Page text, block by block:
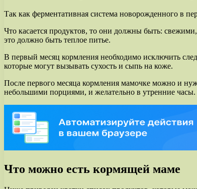
Так как ферментативная система новорожденного в
Что касается продуктов, то они должны быть:
это должно быть теплое питье.
В первый месяц кормления необходимо исключить
которые могут вызывать сухость и сыпь на коже.
После первого месяца кормления мамочке можно и
небольшими порциями, и желательно в утренние часы.
Что можно есть кормящей маме